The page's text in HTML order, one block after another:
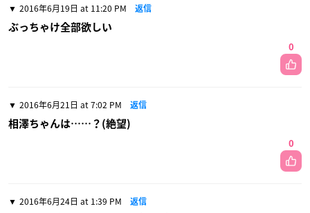
2016年6月19日 at 11:20 PM 返信
ぶっちゃけ全部欲しい
0
2016年6月21日 at 7:02 PM 返信
相澤ちゃんは……？(絶望)
0
2016年6月24日 at 1:39 PM 返信